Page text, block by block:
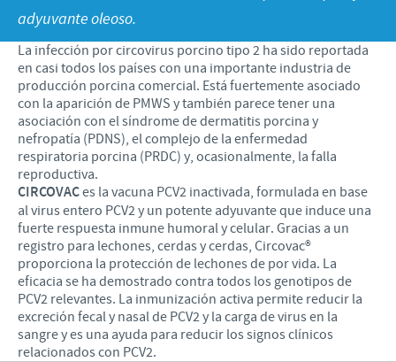
Porcinos
Mundo Ganadero
Mundo Porcino
Prensa
Nuestro Enfoque en la responsabilidad
Contribuciones
Programas de Apoyo Mundial
Patrocinios Científicos
TRABAJAR EN CEVA
Si querés trabajar con nosotros
adyuvante oleoso.
La infección por circovirus porcino tipo 2 ha sido reportada
en casi todos los países con una importante industria de
producción porcina comercial. Está fuertemente asociado
con la aparición de PMWS y también parece tener una
asociación con el síndrome de dermatitis porcina y
nefropatía (PDNS), el complejo de la enfermedad
respiratoria porcina (PRDC) y, ocasionalmente, la falla
reproductiva.
CIRCOVACes la vacuna PCV2 inactivada, formulada en base
al virus entero PCV2 y un potente adyuvante que induce una
fuerte respuesta inmune humoral y celular. Gracias a un
registro para lechones, cerdas y cerdas, Circovac®
proporciona la protección de lechones de por vida. La
eficacia se ha demostrado contra todos los genotipos de
PCV2 relevantes. La inmunización activa permite reducir la
excreción fecal y nasal de PCV2 y la carga de virus en la
sangre y es una ayuda para reducir los signos clínicos
relacionados con PCV2.